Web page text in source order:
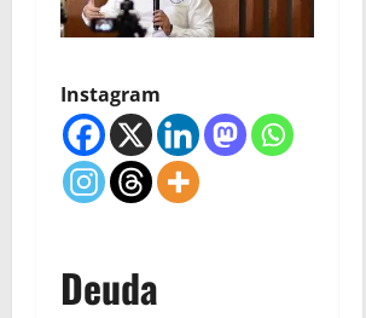
Instagram
Deuda